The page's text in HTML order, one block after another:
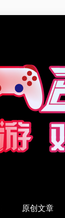
原创文章